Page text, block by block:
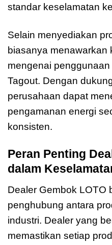
standar keselamatan
Selain menyediakan
biasanya menawarkan
mengenai
Tagout. Dengan
perusahaan dapat
pengamanan energi
konsisten.
Peran Penting
dalam
Dealer Gembok LOTO
penghubung antara
industri. Dealer yang
memastikan setiap